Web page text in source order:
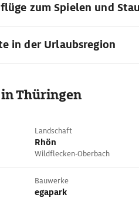
zum Spielen und
in der Urlaubsregion
Thüringen
Landschaft
Rhön
Wildflecken-Oberbach
Bauwerke
egapark